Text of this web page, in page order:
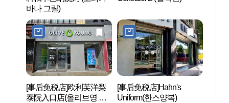
바나 그릴)
[事后免税店]欧利芙洋梨
泰院入口店(올리브영 이
[事后免税店]Hahn's
Uniform(한스양복)